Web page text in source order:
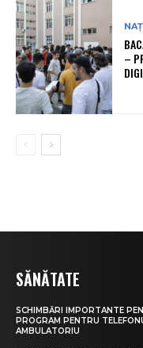
–
SĂNĂTATE
SCHIMBĂRI IMPORTANTE
PROGRAM PENTRU
AMBULATORIU